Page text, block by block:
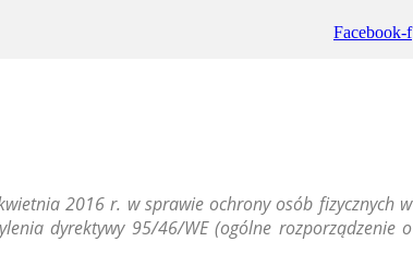
Facebook-f
2016 r. w sprawie ochrony osób fizycznych w
dyrektywy 95/46/WE (ogólne rozporządzenie o